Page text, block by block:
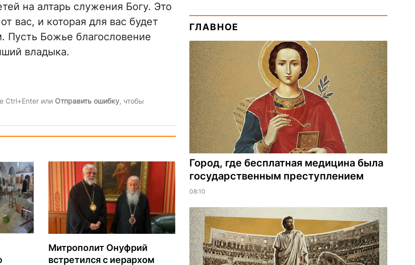
на алтарь служения Богу. Это
вас, и которая для вас будет
Пусть Божье благословение
владыка.
Ctrl+Enter или Отправить ошибку, чтобы
Митрополит Онуфрий
встретился с иерархом
ГЛАВНОЕ
Город, где бесплатная медицина была
государственным преступлением
08:10